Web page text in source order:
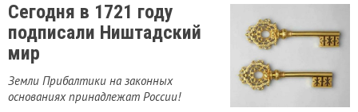
Сегодня в 1721 году
подписали Ништадский
мир
Земли Прибалтики на законных
основаниях принадлежат России!